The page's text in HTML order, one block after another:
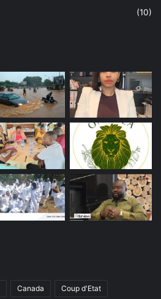
(10)
Canada Coup d'Etat